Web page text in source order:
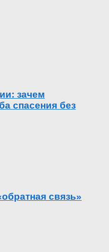
зачем
спасения без
связь»